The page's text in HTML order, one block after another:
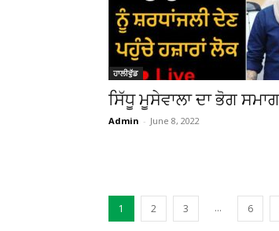
ਹਾਲੀਵੁੱਡ
ਸਿੱਧੂ ਮੂਸੇਵਾਲਾ ਦਾ ਭੋਗ
Admin - June 8, 2022
1 2 3 ... 6